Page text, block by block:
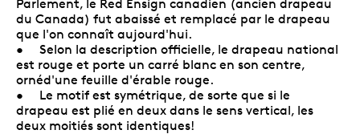
Parlement, le Red Ensign canadien (ancien drapeau
du Canada) fut abaissé et remplacé par le drapeau
que l'on connaît aujourd'hui.
• Selon la description officielle, le drapeau national
est rouge et porte un carré blanc en son centre,
ornéd'une feuille d'érable rouge.
• Le motif est symétrique, de sorte que si le
drapeau est plié en deux dans le sens vertical, les
deux moitiés sont identiques!